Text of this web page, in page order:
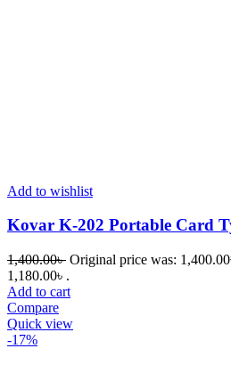
Add to wishlist
Kovar K-202 Portable Card
1,400.00৳ Original price was:
1,180.00৳ .
Add to cart
Compare
Quick view
-17%